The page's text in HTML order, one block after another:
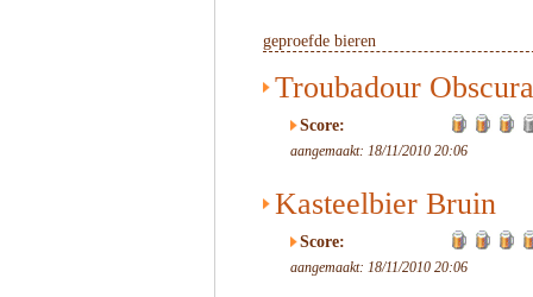
geproefde bieren
Troubadour Obscura
Score:
aangemaakt: 18/11/2010 20:06
Kasteelbier Bruin
Score:
aangemaakt: 18/11/2010 20:06